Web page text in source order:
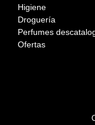
Higiene
Droguería
Perfumes
Ofertas